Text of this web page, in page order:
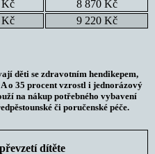
Kč
8 870 Kč
Kč 9 220 Kč
děti se zdravotním hendikepem,
o 35 procent vzrostl i jednorázový
na nákup potřebného vybavení
či poručenské péče.
dítěte